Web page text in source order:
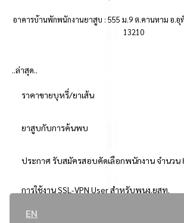
EN
อาคารบ้านพักพนักงานยาสูบ : 555 ม.9 ต.คานหาม อ.อุ
13210
..ล่าสุด..
ราคาขายบุหรี่/ยาเส้น
ยาสูบกับการค้นพบ
ประกาศ รับสมัครสอบคัดเลือกพนักงาน จำนวน
การใช้งาน SSL-VPN User สำหรับพนง.ยสท.